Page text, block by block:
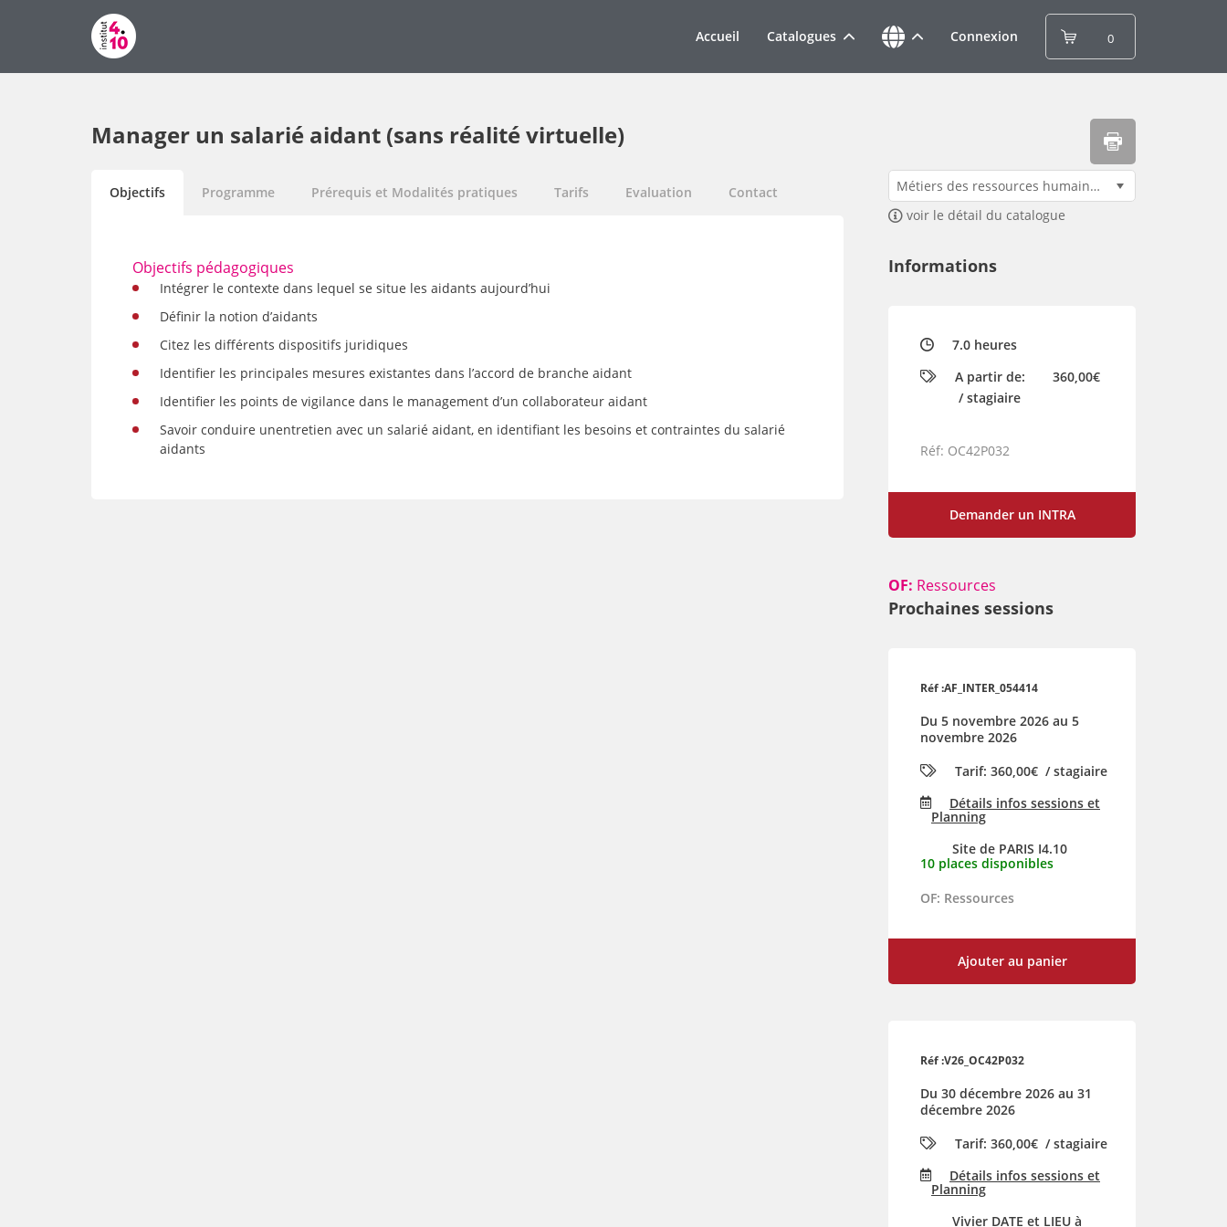
Accueil Catalogues Connexion 0
Manager un salarié aidant (sans réalité virtuelle)
Objectifs Programme Prérequis et Modalités pratiques Tarifs Evaluation Contact
Objectifs pédagogiques
Intégrer le contexte dans lequel se situe les aidants aujourd’hui
Définir la notion d’aidants
Citez les différents dispositifs juridiques
Identifier les principales mesures existantes dans l’accord de branche aidant
Identifier les points de vigilance dans le management d’un collaborateur aidant
Savoir conduire unentretien avec un salarié aidant, en identifiant les besoins et contraintes du salarié
aidants
Métiers des ressources humaines - Tarif standard - 360,00€ / stagiaire
voir le détail du catalogue
Informations
7.0 heures
A partir de:
360,00€
/ stagiaire
Réf: OC42P032
Demander un INTRA
OF: Ressources
Prochaines sessions
Réf :AF_INTER_054414
Du 5 novembre 2026 au 5
novembre 2026
Tarif: 360,00€ / stagiaire
Détails infos sessions et
Planning
Site de PARIS I4.10
10 places disponibles
OF: Ressources
Ajouter au panier
Réf :V26_OC42P032
Du 30 décembre 2026 au 31
décembre 2026
Tarif: 360,00€ / stagiaire
Détails infos sessions et
Planning
Vivier DATE et LIEU à